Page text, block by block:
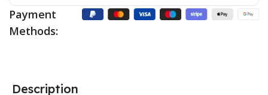
Payment
Methods:
Description